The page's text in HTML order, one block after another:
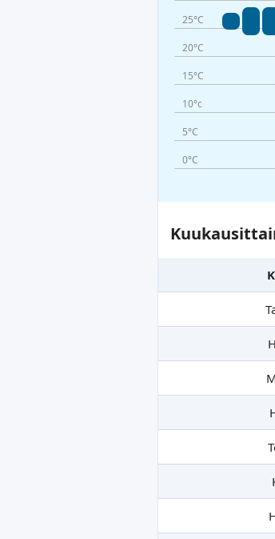
25°C
20°C
15°C
10°c
5°C
0°C